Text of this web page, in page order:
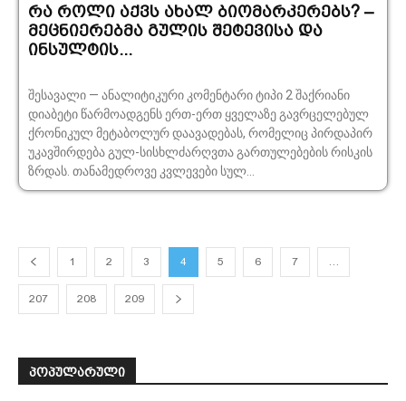
რა როლი აქვს ახალ ბიომარკერებს? –
მეცნიერებმა გულის შეტევისა და
ინსულტის...
შესავალი — ანალიტიკური კომენტარი ტიპი 2 შაქრიანი
დიაბეტი წარმოადგენს ერთ-ერთ ყველაზე გავრცელებულ
ქრონიკულ მეტაბოლურ დაავადებას, რომელიც პირდაპირ
უკავშირდება გულ-სისხლძარღვთა გართულებების რისკის
ზრდას. თანამედროვე კვლევები სულ...
1 2 3 4 5 6 7
207 208 209
ᲞᲝᲞᲣᲚᲐᲠᲣᲚᲘ